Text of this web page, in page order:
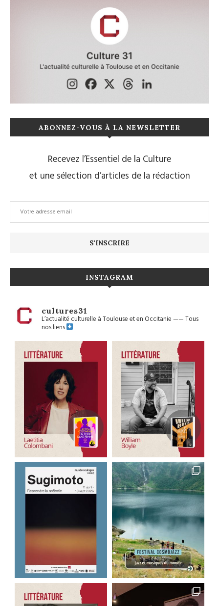
ABONNEZ-VOUS À LA NEWSLETTER
Recevez l’Essentiel de la Culture
et une sélection d’articles de la rédaction
INSTAGRAM
cultures31
L’actualité culturelle à Toulouse et en Occitanie——Tous
nos liens